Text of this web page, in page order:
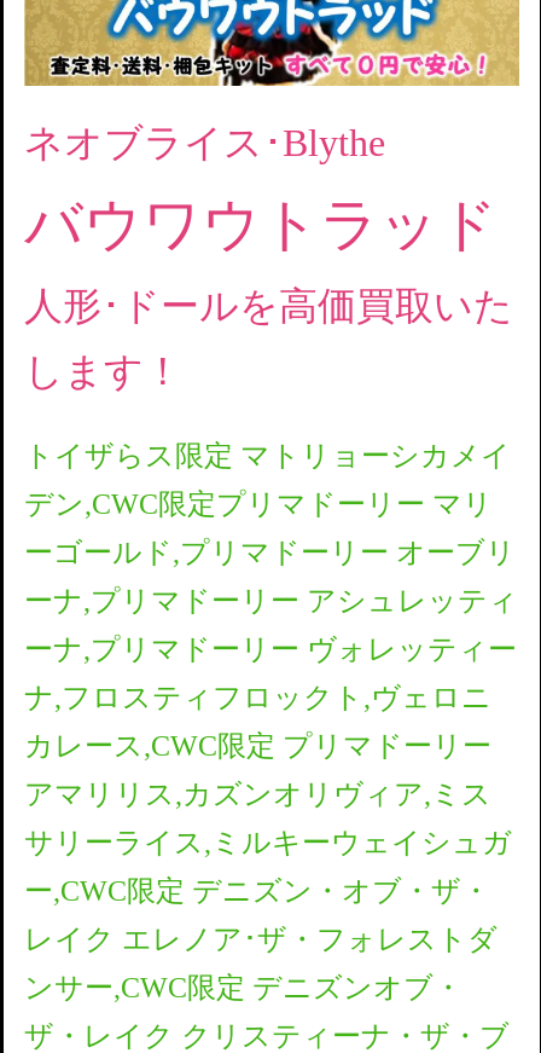
ネオブライス･Blythe
バウワウトラッド
人形･ドールを高価買取いた
します！
トイザらス限定 マトリョーシカメイ
デン,CWC限定プリマドーリー マリ
ーゴールド,プリマドーリー オーブリ
ーナ,プリマドーリー アシュレッティ
ーナ,プリマドーリー ヴォレッティー
ナ,フロスティフロックト,ヴェロニ
カレース,CWC限定 プリマドーリー
アマリリス,カズンオリヴィア,ミス
サリーライス,ミルキーウェイシュガ
ー,CWC限定 デニズン・オブ・ザ・
レイク エレノア･ザ・フォレストダ
ンサー,CWC限定 デニズンオブ・
ザ・レイク クリスティーナ・ザ・ブ